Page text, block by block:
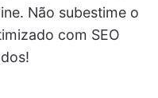
Não subestime o
com SEO